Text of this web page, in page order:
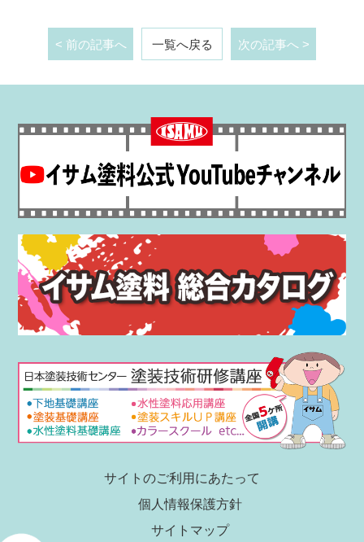
< 前の記事へ 一覧へ戻る 次の記事へ >
サイトのご利用にあたって
個人情報保護方針
サイトマップ